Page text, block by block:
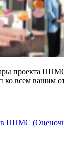
проекта ППМС
ко всем вашим
ППМС